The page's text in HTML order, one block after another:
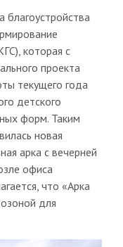
благоустройства
которая с
проекта
текущего года
детского
форм. Таким
новая
арка с вечерней
офиса
что «Арка
для